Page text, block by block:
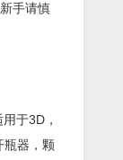
手请慎
用于3D，
瓶器，颗